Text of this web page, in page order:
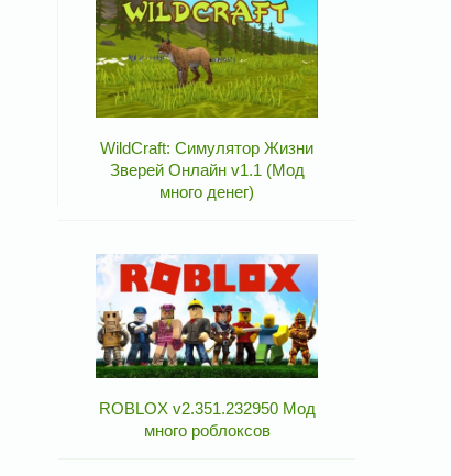
WildCraft: Симулятор Жизни
Зверей Онлайн v1.1 (Мод
много денег)
ROBLOX v2.351.232950 Мод
много роблоксов